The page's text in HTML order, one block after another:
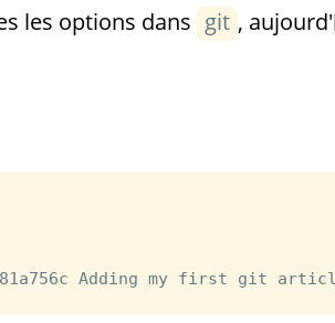
les options dans git ,